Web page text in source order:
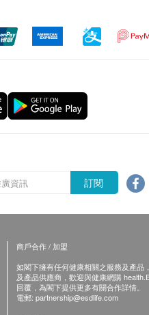
訂閱
商戶合作 / 加盟
如閣下擁有任何健康相關之服務及產品
及產品供應商，歡迎與健康網購
回覆，為閣下提供更多有關合作詳情。
電郵: partnership@esdlife.com